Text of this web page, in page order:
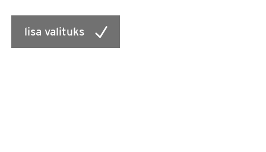
lisa valituks